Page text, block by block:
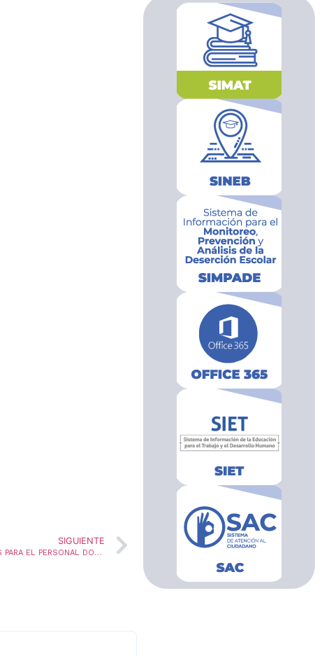
SIGUIENTE
CITACIÓN PARA NOTIFICACIÓN DE PRESTACIONES PARA EL PERSONAL DOCENTE